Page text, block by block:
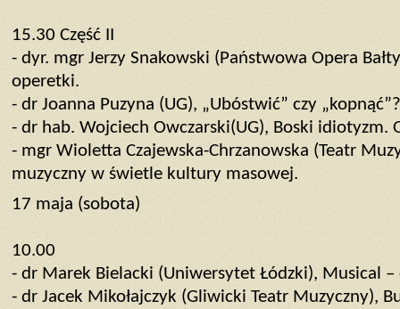
15.30 Część II
- dyr. mgr Jerzy Snakowski (Państwowa Opera
operetki.
- dr Joanna Puzyna (UG), „Ubóstwić” czy
- dr hab. Wojciech Owczarski(UG), Boski idiotyzm.
- mgr Wioletta Czajewska-Chrzanowska (Teatr
muzyczny w świetle kultury masowej.
17 maja (sobota)
10.00
- dr Marek Bielacki (Uniwersytet Łódzki), Musical
- dr Jacek Mikołajczyk (Gliwicki Teatr Muzyczny),